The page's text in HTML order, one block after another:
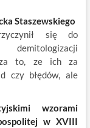
Staszewskiego
się do
to, ze ich za
czy błędów, ale
wzorami
w XVIII